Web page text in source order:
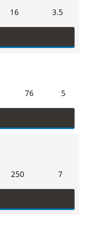
16 3.5
76 5
250 7